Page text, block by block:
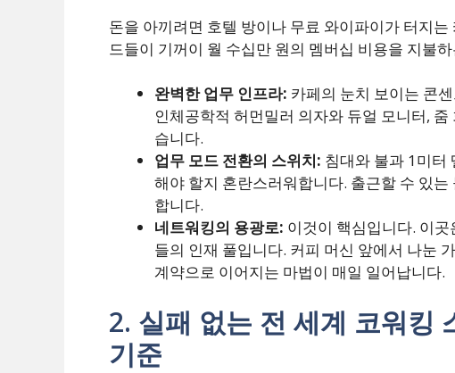
돈을 아끼려면 호텔 방이나 무료 와이파이가 터지
드들이 기꺼이 월 수십만 원의 멤버십 비용을 지불
완벽한 업무 인프라: 카페의 눈치 보이는 콘
인체공학적 허먼밀러 의자와 듀얼 모니터,
습니다.
업무 모드 전환의 스위치: 침대와 불과 1미터
해야 할지 혼란스러워합니다. 출근할 수 있
합니다.
네트워킹의 용광로: 이것이 핵심입니다. 이
들의 인재 풀입니다. 커피 머신 앞에서 나눈
계약으로 이어지는 마법이 매일 일어납니다.
2. 실패 없는 전 세계 코워킹
기준